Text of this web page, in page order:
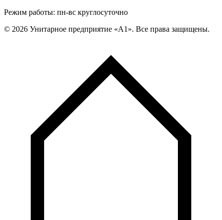
Режим работы: пн-вс круглосуточно
© 2026 Унитарное предприятие «А1». Все права защищены.